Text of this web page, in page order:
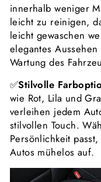
innerhalb weniger
leicht zu reinigen,
leicht gewaschen
elegantes
Wartung des
✅Stilvolle
wie Rot, Lila und
verleihen jedem
stilvollen Touch.
Persönlichkeit
Autos mühelos auf.